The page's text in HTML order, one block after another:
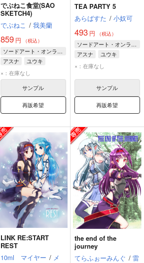
でぶねこ食堂(SAO
SKETCH4)
でぶねこ / 我美蘭
859 円 （税込）
ソードアート・オンライン
アスナ
ユウキ
キリト
×：在庫なし
サンプル
再販希望
TEA PARTY 5
あらばすた / 小奴可
493円 （税込）
ソードアート・オンライン
アスナ
ユウキ
リズベット
×：在庫なし
サンプル
再販希望
LINK RE:START
REST
10ml マイヤー / メ
the end of the
journey
てらふぉーみんぐ / 雷